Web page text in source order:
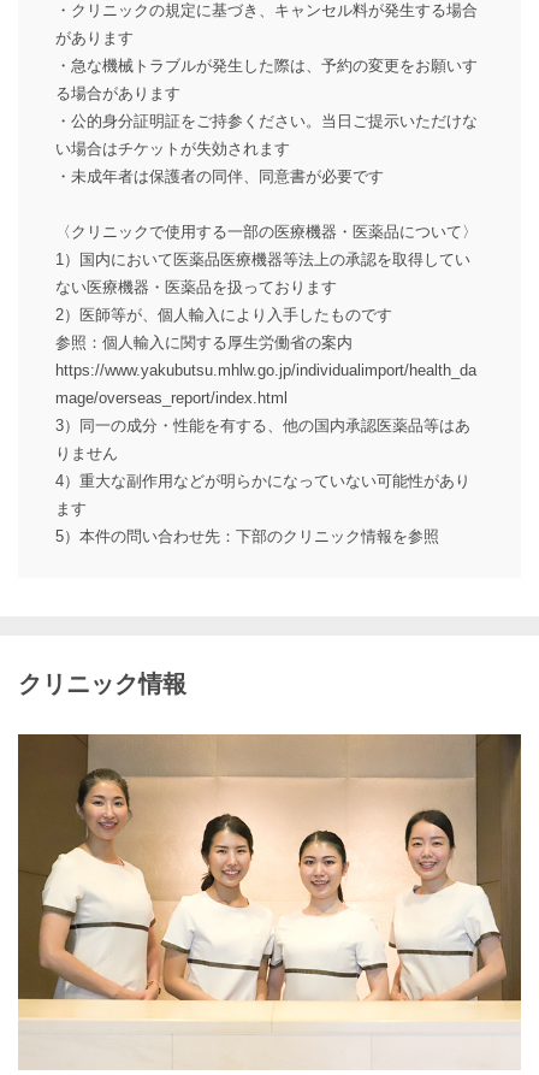
・クリニックの規定に基づき、キャンセル料が発生する場合
があります
・急な機械トラブルが発生した際は、予約の変更をお願いす
る場合があります
・公的身分証明証をご持参ください。当日ご提示いただけな
い場合はチケットが失効されます
・未成年者は保護者の同伴、同意書が必要です
〈クリニックで使用する一部の医療機器・医薬品について〉
1）国内において医薬品医療機器等法上の承認を取得してい
ない医療機器・医薬品を扱っております
2）医師等が、個人輸入により入手したものです
参照：個人輸入に関する厚生労働省の案内
https://www.yakubutsu.mhlw.go.jp/individualimport/health_da
mage/overseas_report/index.html
3）同一の成分・性能を有する、他の国内承認医薬品等はあ
りません
4）重大な副作用などが明らかになっていない可能性があり
ます
5）本件の問い合わせ先：下部のクリニック情報を参照
クリニック情報